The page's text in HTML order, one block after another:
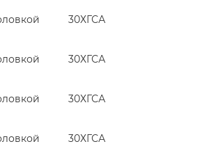
30ХГСА
30ХГСА
30ХГСА
30ХГСА